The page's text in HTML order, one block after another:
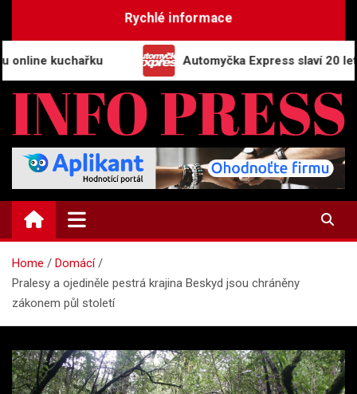
Rychlé informace
kuchařku Automyčka Express slaví 20 let na
INFO-PRESS.CZ
Zpravodajský magazín
Home
Domácí
Pralesy a ojediněle pestrá krajina Beskyd jsou chráněny
zákonem půl století